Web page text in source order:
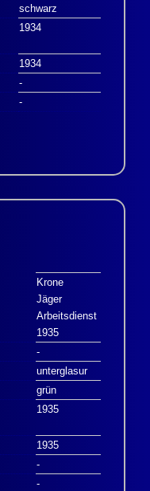
schwarz
1934
1934
-
-
Krone
Jäger
Arbeitsdienst
1935
-
unterglasur
grün
1935
1935
-
-